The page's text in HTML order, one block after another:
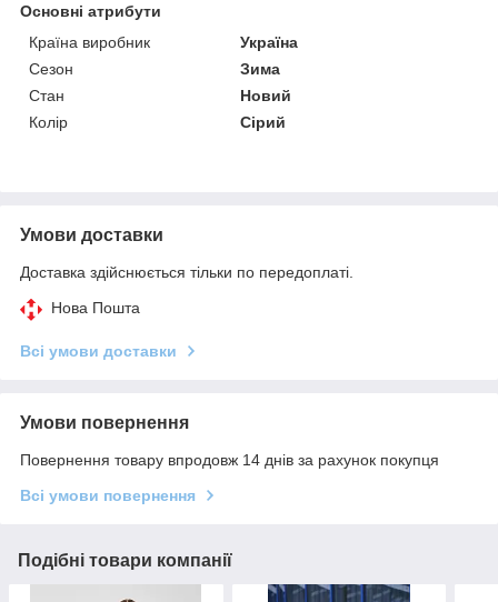
Основні атрибути
Країна виробник
Україна
Сезон
Зима
Стан
Новий
Колір
Сірий
Умови доставки
Доставка здійснюється тільки по передоплаті.
Нова Пошта
Всі умови доставки
Умови повернення
Повернення товару впродовж 14 днів за рахунок покупця
Всі умови повернення
Подібні товари компанії